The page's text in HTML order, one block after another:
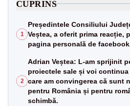
CUPRINS
1
Președintele Consiliului
Veștea, a oferit prima reacție,
pagina personală de
2
Adrian Veștea: L-am sprijinit
proiectele sale și voi
care am convingerea că sunt
pentru România și pentru
schimbă.